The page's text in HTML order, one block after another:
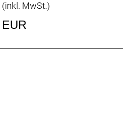
MwSt.)